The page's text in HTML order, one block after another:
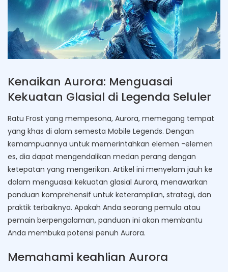
Kenaikan Aurora: Menguasai
Kekuatan Glasial di Legenda Seluler
Ratu Frost yang mempesona, Aurora, memegang tempat
yang khas di alam semesta Mobile Legends. Dengan
kemampuannya untuk memerintahkan elemen -elemen
es, dia dapat mengendalikan medan perang dengan
ketepatan yang mengerikan. Artikel ini menyelam jauh ke
dalam menguasai kekuatan glasial Aurora, menawarkan
panduan komprehensif untuk keterampilan, strategi, dan
praktik terbaiknya. Apakah Anda seorang pemula atau
pemain berpengalaman, panduan ini akan membantu
Anda membuka potensi penuh Aurora.
Memahami keahlian Aurora